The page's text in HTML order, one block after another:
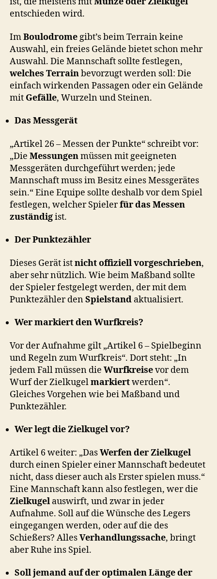
entschieden wird.
ImBoulodromegibt’s beim Terrain keine
Auswahl, ein freies Gelände bietet schon mehr
Auswahl. Die Mannschaft sollte festlegen,
welches Terrainbevorzugt werden soll: Die
einfach wirkenden Passagen oder ein Gelände
mit Gefälle, Wurzeln und Steinen.
Das Messgerät
„Artikel 26 – Messen der Punkte“ schreibt vor:
„Die Messungenmüssen mit geeigneten
Messgeräten durchgeführt werden; jede
Mannschaft muss im Besitz eines Messgerätes
sein.“ Eine Equipe sollte deshalb vor dem Spiel
festlegen, welcher Spielerfür das Messen
zuständigist.
Der Punktezähler
Dieses Gerät istnicht offiziell vorgeschrieben,
aber sehr nützlich. Wie beim Maßband sollte
der Spieler festgelegt werden, der mit dem
Punktezähler denSpielstand aktualisiert.
Wer markiert den Wurfkreis?
Vor der Aufnahme gilt „Artikel 6 – Spielbeginn
und Regeln zum Wurfkreis“. Dort steht: „In
jedem Fall müssen die Wurfkreisevor dem
Wurf der Zielkugelmarkiertwerden“.
Gleiches Vorgehen wie bei Maßband und
Punktezähler.
Wer legt die Zielkugel vor?
Artikel 6 weiter: „DasWerfen der Zielkugel
durch einen Spieler einer Mannschaft bedeutet
nicht, dass dieser auch als Erster spielen muss.“
Eine Mannschaft kann also festlegen, wer die
Zielkugel auswirft, und zwar in jeder
Aufnahme. Soll auf die Wünsche des Legers
eingegangen werden, oder auf die des
Schießers? AllesVerhandlungssache, bringt
aber Ruhe ins Spiel.
Soll jemand auf der optimalen Länge der